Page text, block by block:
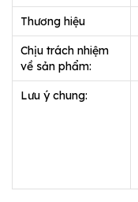
Thương hiệu
Chịu trách nhiệm
về sản phẩm:
Lưu ý chung: